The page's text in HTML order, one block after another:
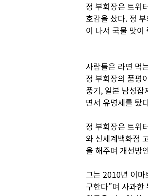
정 부회장은 트위
호감을 샀다. 정
이 나서 국물 맛이
사람들은 라면 먹
정 부회장의 품평
풍기, 일본 남성잡
면서 유명세를 탔
정 부회장은 트위
와 신세계백화점
을 해주며 개선방
그는 2010년 이마
구한다”며 사과한